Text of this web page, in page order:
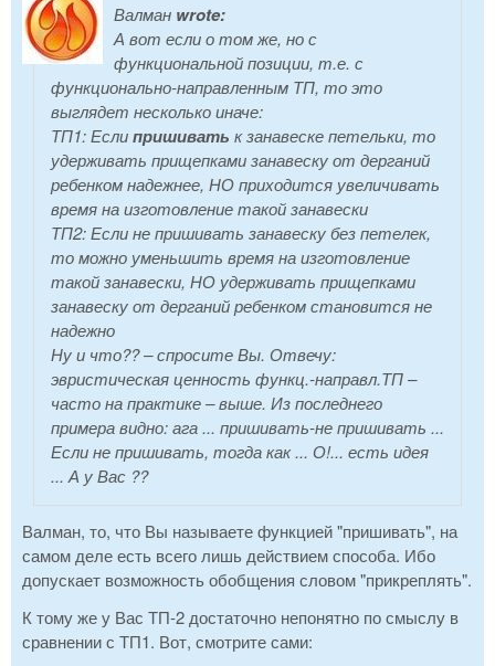
Валман wrote:
А вот если о том же, но с
функциональной позиции, т.е. с
функционально-направленным ТП, то это
выглядет несколько иначе:
ТП1: Еслипришивать к занавеске петельки, то
удерживать прищепками занавеску от дерганий
ребенком надежнее, НОприходится увеличивать
время на изготовление такой занавески
ТП2: Еслине пришивать занавеску без петелек,
томожно уменьшить время на изготовление
такой занавески, НО удерживать прищепками
занавеску от дерганий ребенком становится не
надежно
Ну и что?? – спросите Вы. Отвечу:
эвристическая ценность функц.-направл.ТП –
часто на практике – выше. Из последнего
примера видно: ага ... пришивать-не пришивать ...
Если не пришивать, тогда как ... О!... есть идея
... А у Вас ??
Валман, то, что Вы называете функцией "пришивать", на
самом деле есть всего лишь действием способа. Ибо
допускает возможность обобщения словом "прикреплять".
К тому же у Вас ТП-2 достаточно непонятно по смыслу в
сравнении с ТП1. Вот, смотрите сами: